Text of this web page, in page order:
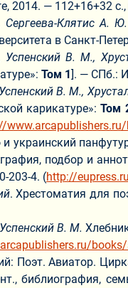
2014. — 112+16+32
Сергеева-Клятис А. Ю.
в Санкт-
Успенский В. М.,
Том 1]. — СПб.:
Успенский В. М.,
карикатуре»:Том
украинский
подбор и
203-4. (http://
. Хрестоматия для
Успенский В. М.
Поэт. Авиатор.
библиография,